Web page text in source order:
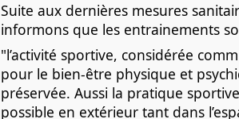
Suite aux dernières mesures
informons que les entrainements
"l’activité sportive, considérée
pour le bien-être physique et
préservée. Aussi la pratique
possible en extérieur tant dans